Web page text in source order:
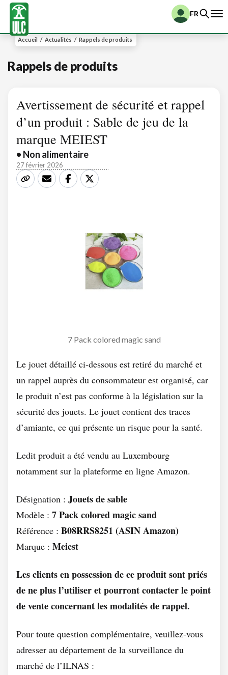
FR
Accueil / Actualités / Rappels de produits
Rappels de produits
Avertissement de sécurité et rappel
d’un produit : Sable de jeu de la
marque MEIEST
• Non alimentaire
27 février 2026
7 Pack colored magic sand
Le jouet détaillé ci-dessous est retiré du marché et
un rappel auprès du consommateur est organisé, car
le produit n’est pas conforme à la législation sur la
sécurité des jouets. Le jouet contient des traces
d’amiante, ce qui présente un risque pour la santé.
Ledit produit a été vendu au Luxembourg
notamment sur la plateforme en ligne Amazon.
Désignation : Jouets de sable
Modèle : 7 Pack colored magic sand
Référence : B08RRS8251 (ASIN Amazon)
Marque : Meiest
Les clients en possession de ce produit sont priés
de ne plus l’utiliser et pourront contacter le point
de vente concernant les modalités de rappel.
Pour toute question complémentaire, veuillez-vous
adresser au département de la surveillance du
marché de l’ILNAS :